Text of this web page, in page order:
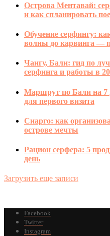
Острова Ментавай:
и как спланировать
Обучение серфингу:
волны до карвинга —
Чангу, Бали: гид по
серфинга и работы в
Маршрут по Бали на 7
для первого визита
Сиарго: как
острове мечты
Рацион серфера: 5
день
Загрузить еще записи
Facebook
Twitter
Instagram